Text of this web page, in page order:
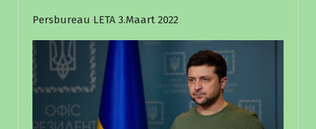
Persbureau LETA ️3.Maart 2022